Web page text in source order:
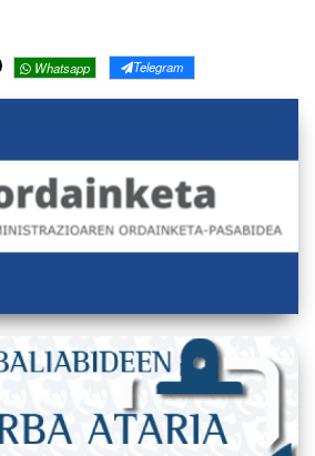
Whatsapp Telegram